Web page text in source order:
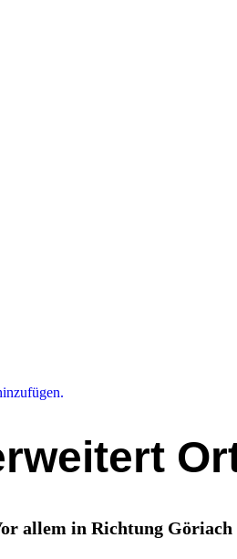
allem in Richtung